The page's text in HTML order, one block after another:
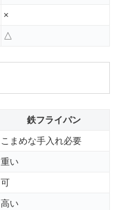
×
△
鉄フライパン
こまめな手入れ必要
重い
可
高い